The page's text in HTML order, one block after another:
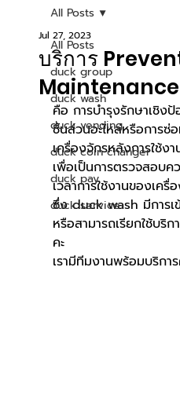
All Posts
duck group
duck wash
duck vending
duck coin changer
duck pay
duck service
All Posts
บริการ
Jul 27, 2023
คือ การบำรุงรักษาเชิง
ชิ้นส่วนอะไหล่หรือการ
เครื่องจักรหลังการใช้ง
เพื่อเป็นการตรวจสอบค
เวลาการใช้งานของเค
ซึ่ง duck wash มีการเ
หรือสามารถเรียกใช้บ
คะ
เรามีทีมงานพร้อมบริกา